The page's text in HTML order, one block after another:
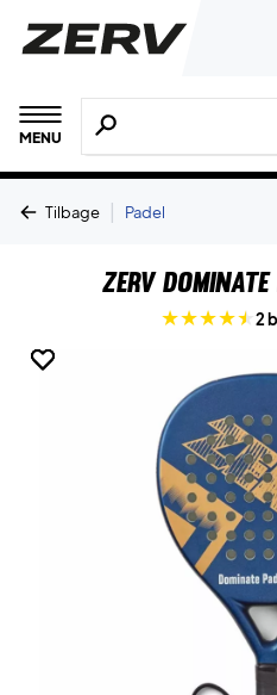
MENU
Søg efter produkter,
Tilbage | Padel
ZERV
2